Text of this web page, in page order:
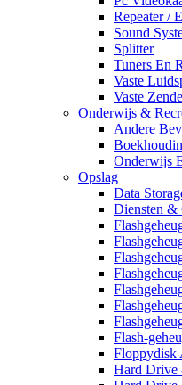
Repeater /
Sound
Splitter
Tuners En
Vaste
Vaste
Onderwijs &
Andere
Onderwijs
Opslag
Data
Diensten &
Flash-
Floppydisk
Hard Drive